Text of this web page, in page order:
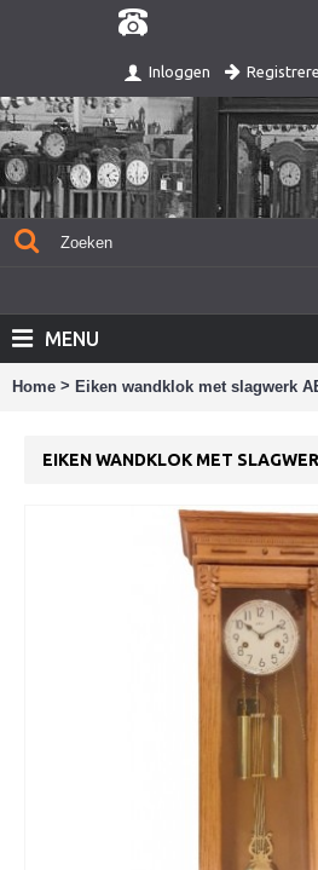
Inloggen
MENU
Home > Eiken wandklok met slagwerk
EIKEN WANDKLOK MET